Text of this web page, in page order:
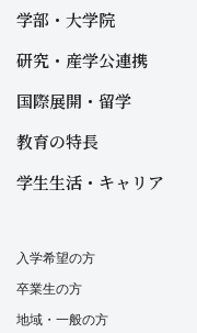
学部・大学院
研究・産学公連携
国際展開・留学
教育の特長
学生生活・キャリア
入学希望の方
卒業生の方
地域・一般の方